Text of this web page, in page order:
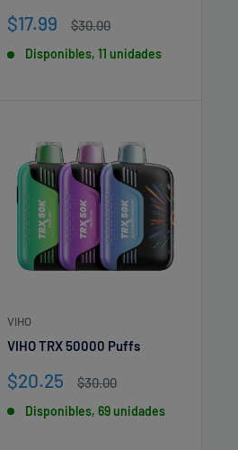
Precio
venta
$17.99
Precio
$30.00
Disponibles, 11 unidades
VIHO
VIHO TRX 50000 Puffs
Precio
venta
$20.25
Precio
$30.00
Disponibles, 69 unidades